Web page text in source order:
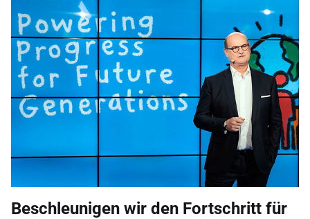
Beschleunigen wir den Fortschritt für